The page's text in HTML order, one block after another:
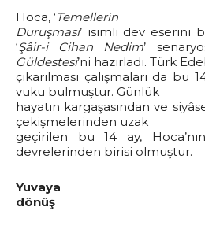
Hoca, ‘Temellerin
Duruşması’ isimli dev eserini
‘Şâir-i Cihan Nedim’
Güldestesi’ni hazırladı. Türk
çıkarılması çalışmaları da bu
vuku bulmuştur. Günlük
hayatın kargaşasından ve
çekişmelerinden uzak
geçirilen bu 14 ay,
devrelerinden birisi olmuştur.
Yuvaya
dönüş